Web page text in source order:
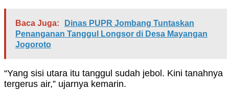
Baca Juga:
Dinas PUPR Jombang Tuntaskan
Penanganan Tanggul Longsor di Desa Mayangan
Jogoroto
“Yang sisi utara itu tanggul sudah jebol. Kini tanahnya
tergerus air,” ujarnya kemarin.